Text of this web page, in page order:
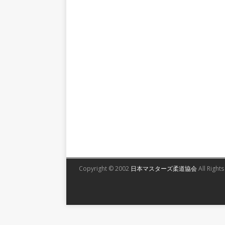
Copyright © 2002 日本マスターズ柔道協会All